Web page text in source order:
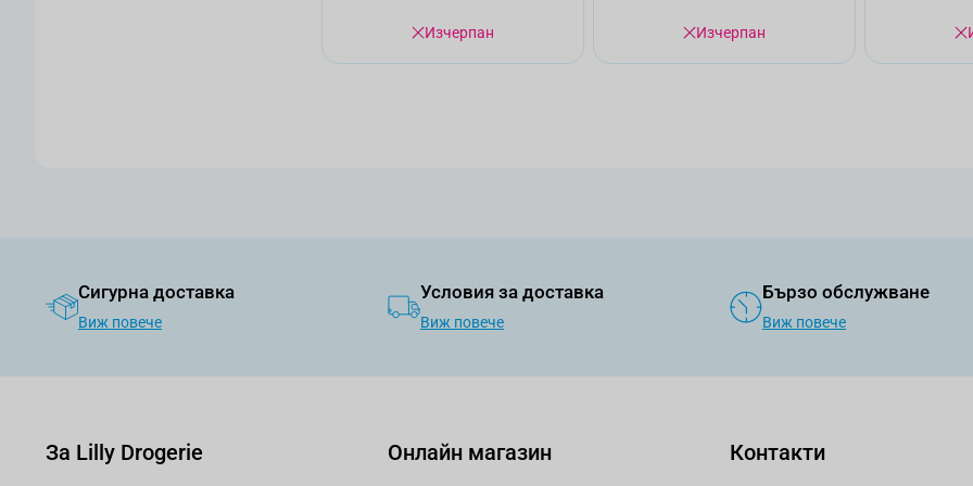
Изчерпан Изчерпан
Сигурна доставка
Виж повече
Условия за доставка
Виж повече
Бързо обслужване
Виж повече
За Lilly Drogerie Онлайн магазин Контакти